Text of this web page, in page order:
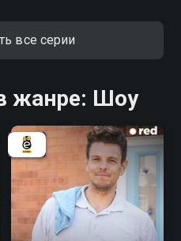
все серии
жанре: Шоу